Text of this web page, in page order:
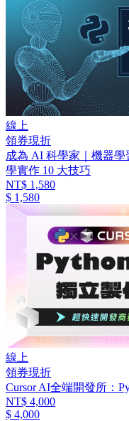
線上
領券現折
成為 AI 科學家｜機器
學實作 10 大技巧
NT$ 1,580
$ 1,580
線上
領券現折
Cursor AI全端開發所：
NT$ 4,000
$ 4,000